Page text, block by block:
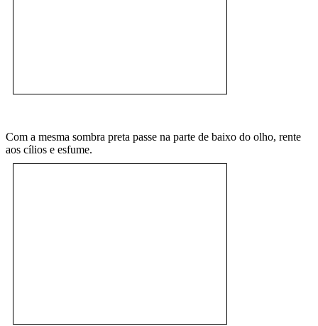
Com a mesma sombra preta passe na parte de baixo do olho, rente
aos cílios e esfume.